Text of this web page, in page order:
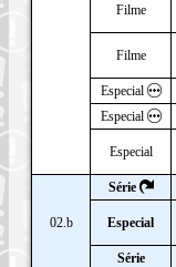
Filme
Filme
Especial
Especial
Especial
02.b
Série
Especial
Série